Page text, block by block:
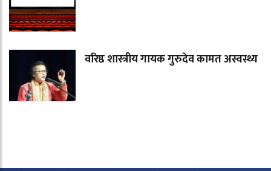
वरिष्ठ शास्त्रीय गायक गुरुदेव कामत अस्वस्थ्य